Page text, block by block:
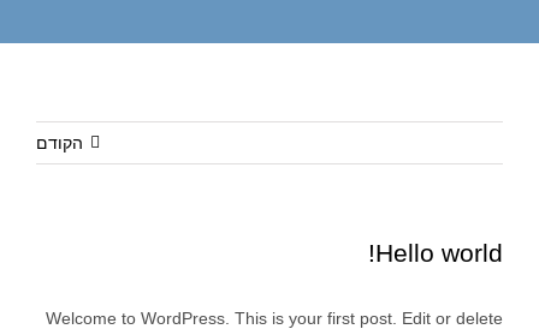
הקודם
Hello world!
Welcome to WordPress. This is your first post. Edit or delete